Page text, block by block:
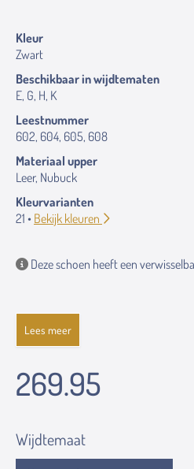
Kleur
Zwart
Beschikbaar in wijdtematen
E, G, H, K
Leestnummer
602, 604, 605, 608
Materiaal upper
Leer, Nubuck
Kleurvarianten
21 • Bekijk kleuren
Deze schoen heeft een
Lees meer
269.95
Wijdtemaat